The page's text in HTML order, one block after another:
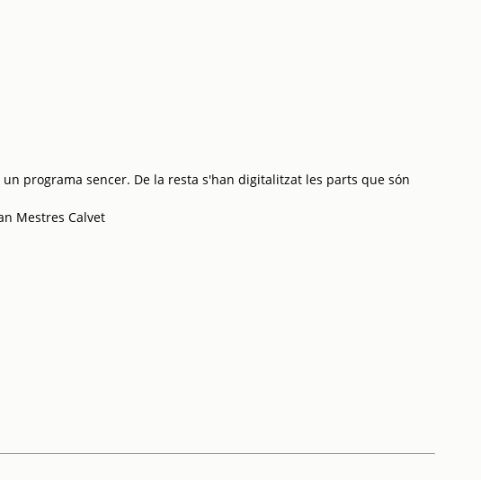
programa sencer. De la resta s'han digitalitzat les parts que són
Mestres Calvet